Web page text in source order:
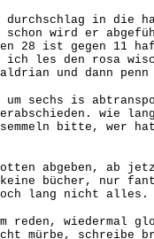
in die
wird er
28 ist gegen 11
les den rosa
und dann
um sechs is
wie
bitte, wer
abgeben, ab
bücher, nur
lang nicht alles.
reden, wiedermal
mürbe, schreibe